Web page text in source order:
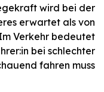
wird bei der
erwartet als von
Verkehr bedeutet
bei schlechter
fahren muss.